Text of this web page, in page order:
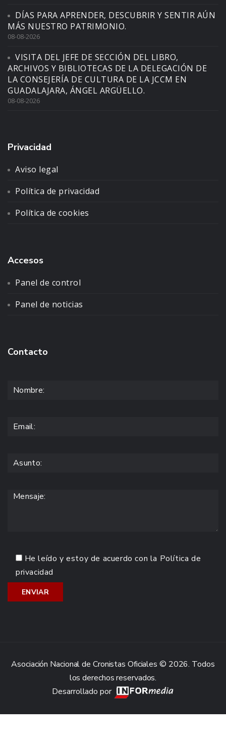
DÍAS PARA APRENDER, DESCUBRIR Y SENTIR AÚN
MÁS NUESTRO PATRIMONIO.
08-08-2026
VISITA DEL JEFE DE SECCIÓN DEL LIBRO,
ARCHIVOS Y BIBLIOTECAS DE LA DELEGACIÓN DE
LA CONSEJERÍA DE CULTURA DE LA JCCM EN
GUADALAJARA, ÁNGEL ARGÜELLO.
08-08-2026
Privacidad
Aviso legal
Política de privacidad
Política de cookies
Accesos
Panel de control
Panel de noticias
Contacto
He leído y estoy de acuerdo con la Política de
privacidad
Asociación Nacional de Cronistas Oficiales © 2026. Todos
los derechos reservados.
Desarrollado por